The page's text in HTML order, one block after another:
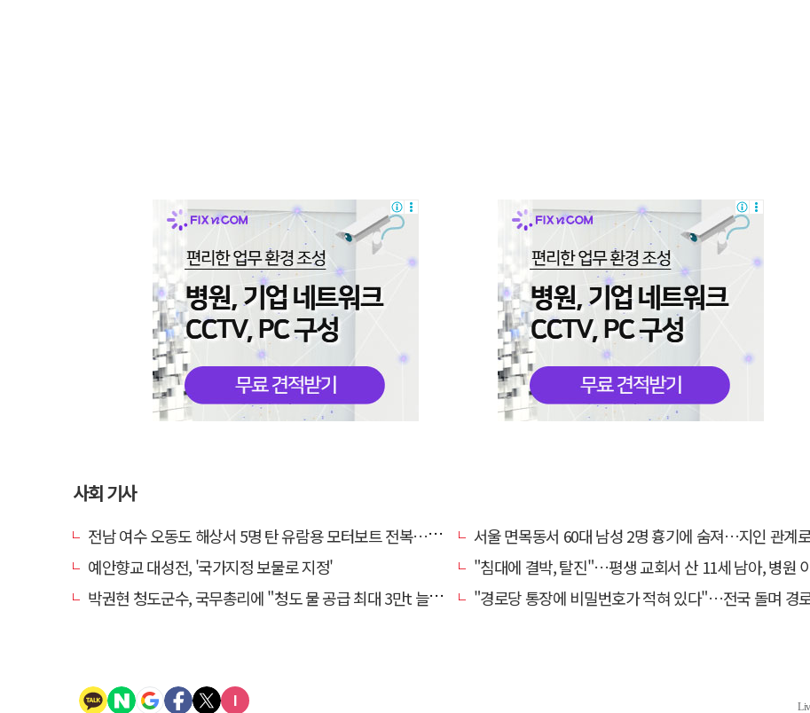
사회 기사
전남 여수 오동도 해상서 5명 탄 유람용 모터보트 전복…2명 숨져
서울 면목동서 60대 남성 2명 흉기에 숨져…지인 관계로 추
예안향교 대성전, '국가지정 보물로 지정'
"침대에 결박, 탈진"…평생 교회서 산 11세 남아, 병원 이송 끝 숨
박권현 청도군수, 국무총리에 "청도 물 공급 최대 3만t 늘려달라"
"경로당 통장에 비밀번호가 적혀 있다"…전국 돌며 경로당 13곳 턴 30대 구